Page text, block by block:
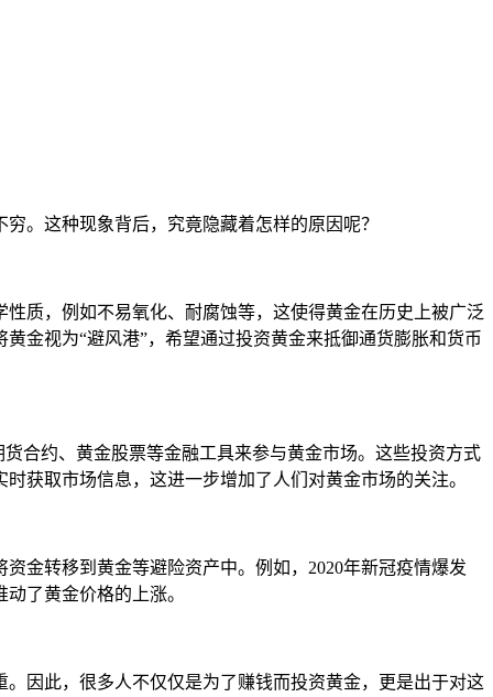
。这种现象背后，究竟隐藏着怎样的原因呢？
质，例如不易氧化、耐腐蚀等，这使得黄金在历史上被广泛
金视为“避风港”，希望通过投资黄金来抵御通货膨胀和货币
合约、黄金股票等金融工具来参与黄金市场。这些投资方式
获取市场信息，这进一步增加了人们对黄金市场的关注。
金转移到黄金等避险资产中。例如，2020年新冠疫情爆发
了黄金价格的上涨。
因此，很多人不仅仅是为了赚钱而投资黄金，更是出于对这